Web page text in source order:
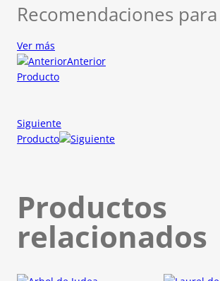
Recomendaciones
Ver más
Anterior
Producto
Siguiente
Producto
Productos
relacionados